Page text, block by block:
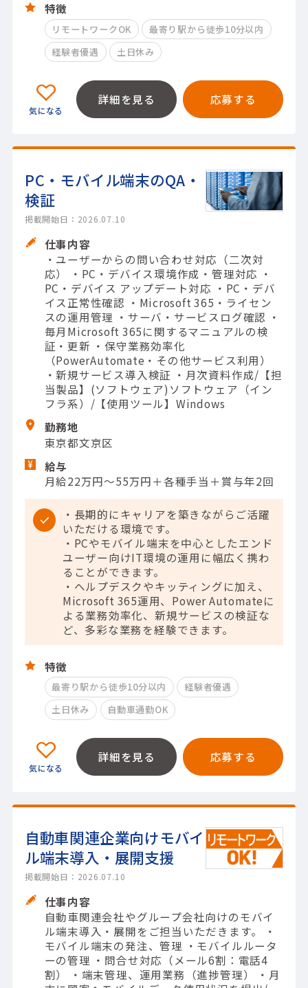
特徴
リモートワークOK
最寄り駅から徒歩10分以内
経験者優遇
土日休み
詳細を見る 応募する
PC・モバイル端末のQA・
検証
掲載開始日：2026.07.10
仕事内容
・ユーザーからの問い合わせ対応（二次対
応） ・PC・デバイス環境作成・管理対応 ・
PC・デバイス アップデート対応 ・PC・デバ
イス正常性確認 ・Microsoft 365・ライセン
スの運用管理 ・サーバ・サービスログ確認 ・
毎月Microsoft 365に関するマニュアルの検
証・更新 ・保守業務効率化
（PowerAutomate・その他サービス利用）
・新規サービス導入検証 ・月次資料作成/【担
当製品】(ソフトウェア)ソフトウェア（イン
フラ系）/【使用ツール】Windows
勤務地
東京都文京区
給与
月給22万円～55万円＋各種手当＋賞与年2回
・長期的にキャリアを築きながらご活躍
いただける環境です。
・PCやモバイル端末を中心としたエンド
ユーザー向けIT環境の運用に幅広く携わ
ることができます。
・ヘルプデスクやキッティングに加え、
Microsoft 365運用、Power Automateに
よる業務効率化、新規サービスの検証な
ど、多彩な業務を経験できます。
特徴
最寄り駅から徒歩10分以内
経験者優遇
土日休み
自動車通勤OK
詳細を見る 応募する
自動車関連企業向けモバイ
ル端末導入・展開支援
掲載開始日：2026.07.10
仕事内容
自動車関連会社やグループ会社向けのモバイ
ル端末導入・展開をご担当いただきます。 ・
モバイル端末の発注、管理 ・モバイルルータ
ーの管理 ・問合せ対応（メール6割：電話4
割） ・端末管理、運用業務（進捗管理） ・月